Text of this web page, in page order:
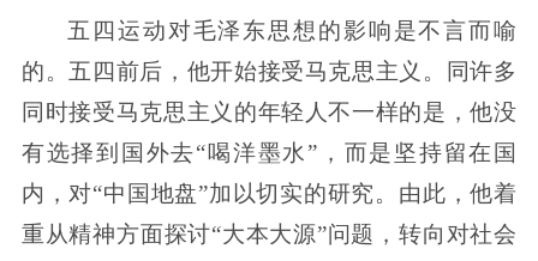
五四运动对毛泽东思想的影响是不言而喻
的。五四前后，他开始接受马克思主义。同许多
同时接受马克思主义的年轻人不一样的是，他没
有选择到国外去“喝洋墨水”，而是坚持留在国
内，对“中国地盘”加以切实的研究。由此，他着
重从精神方面探讨“大本大源”问题，转向对社会